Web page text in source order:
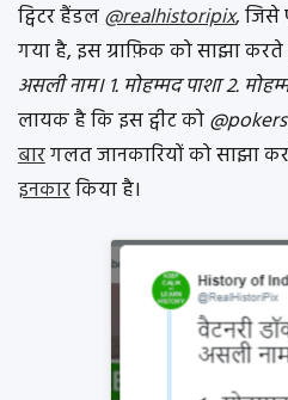
ट्विटर हैंडल@realhistoripix, जिसे
गया है, इस ग्राफ़िक को साझा
असली नाम। 1. मोहम्मद पाशा 2.
लायक है कि इस ट्वीट को
बारगलत जानकारियों को साझा
इनकारकिया है।